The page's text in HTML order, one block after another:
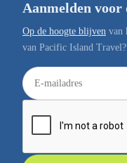
Aanmelden
Op de hoogte blijven van
van Pacific Island Travel?
E
-